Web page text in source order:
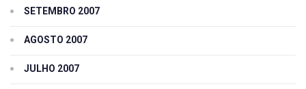
SETEMBRO 2007
AGOSTO 2007
JULHO 2007